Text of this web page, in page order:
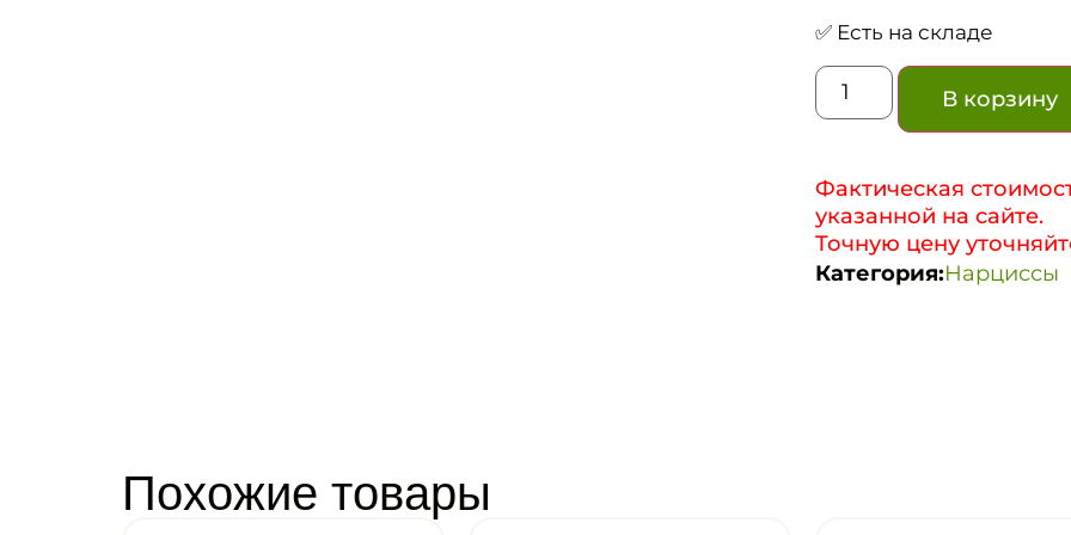
✅ Есть на складе
В корзину
Фактическая
указанной на сайте.
Точную цену
Категория:Нарциссы
Похожие товары